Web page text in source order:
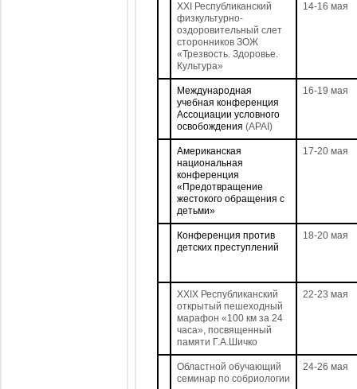
XXI Республиканский
физкультурно-
оздоровительный слет
сторонников ЗОЖ
«Трезвость. Здоровье.
Культура»
14-16 мая
Международная
учебная конференция
Ассоциации условного
освобождения (APAI)
16-19 мая
Американская
национальная
конференция
«Предотвращение
жестокого обращения с
детьми»
17-20 мая
Конференция против
детских преступлений
18-20 мая
XXIX Республиканский
открытый пешеходный
марафон «100 км за 24
часа», посвященный
памяти Г.А.Шичко
22-23 мая
Областной обучающий
семинар по собриологии
24-26 мая